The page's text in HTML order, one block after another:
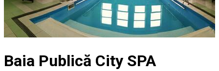
Baia Publică City SPA